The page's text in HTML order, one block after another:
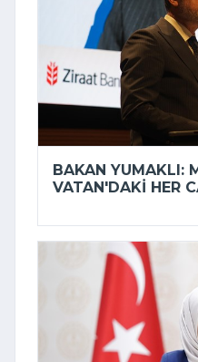
BAKAN YUMAKLI:
VATAN'DAKI HER